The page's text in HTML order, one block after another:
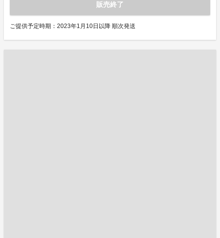
販売終了
ご提供予定時期：2023年1月10日以降 順次発送